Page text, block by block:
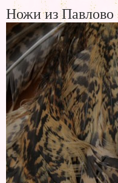
Ножи из Павлово